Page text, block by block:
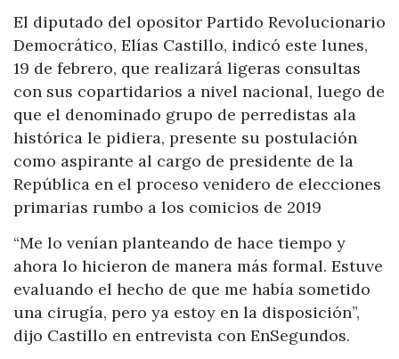
El diputado del opositor Partido Revolucionario
Democrático, Elías Castillo, indicó este lunes,
19 de febrero, que realizará ligeras consultas
con sus copartidarios a nivel nacional, luego de
que el denominado grupo de perredistas ala
histórica le pidiera, presente su postulación
como aspirante al cargo de presidente de la
República en el proceso venidero de elecciones
primarias rumbo a los comicios de 2019
“Me lo venían planteando de hace tiempo y
ahora lo hicieron de manera más formal. Estuve
evaluando el hecho de que me había sometido
una cirugía, pero ya estoy en la disposición”,
dijo Castillo en entrevista con EnSegundos.